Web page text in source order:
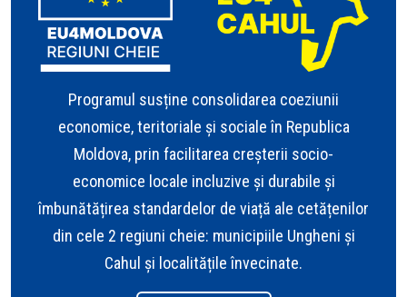
Programul susține consolidarea coeziunii
economice, teritoriale și sociale în Republica
Moldova, prin facilitarea creșterii socio-
economice locale incluzive și durabile și
îmbunătățirea standardelor de viață ale cetățenilor
din cele 2 regiuni cheie: municipiile Ungheni și
Cahul și localitățile învecinate.